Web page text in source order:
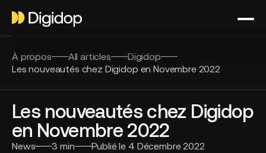
À propos All articles
Digidop
Les nouveautés chez Digidop en Novembre 2022
Les nouveautés chez Digidop
en Novembre 2022
News 3 min Publié le 4 Décembre 2022